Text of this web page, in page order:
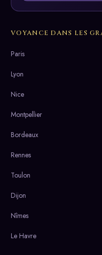
VOYANCE DANS LES
Paris
Lyon
Nice
Montpellier
Bordeaux
Rennes
Toulon
Dijon
Nîmes
Le Havre